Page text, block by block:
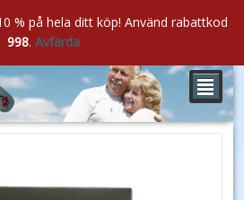
²
% på hela ditt köp! Använd rabattkod
998. Avfärda